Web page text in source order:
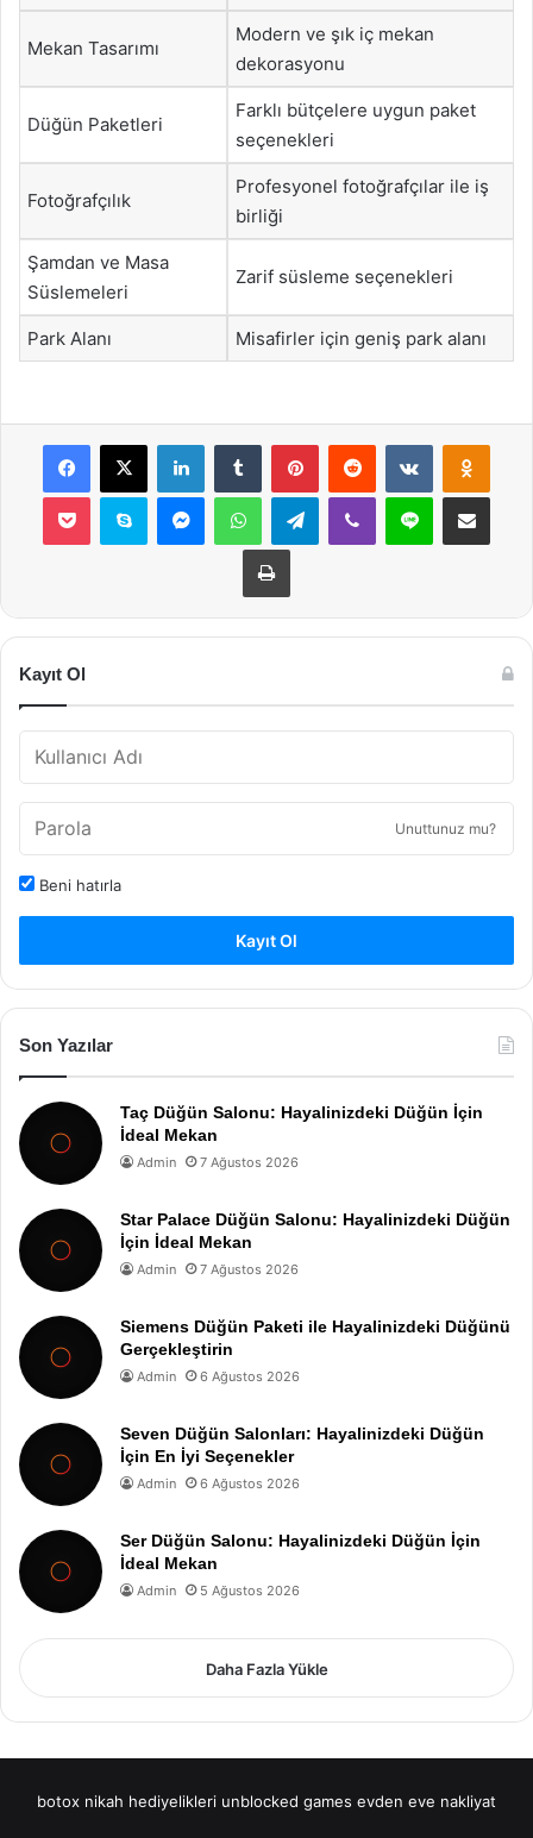
Mekan Tasarımı
Modern ve şık iç mekan
dekorasyonu
Düğün Paketleri
Farklı bütçelere uygun paket
seçenekleri
Fotoğrafçılık
Profesyonel fotoğrafçılar ile iş
birliği
Şamdan ve Masa
Süslemeleri
Zarif süsleme seçenekleri
Park Alanı Misafirler için geniş park alanı
Facebook
X LinkedInTumblr PinterestReddit VKontakte
Pocket Skype MessengerWhatsAppTelegramViber Line E-Posta ile
Yazdır
Kayıt Ol
Unuttunuz mu?
Beni hatırla
Kayıt Ol
Son Yazılar
Taç Düğün Salonu: Hayalinizdeki Düğün İçin
İdeal Mekan
Admin 7 Ağustos 2026
Star Palace Düğün Salonu: Hayalinizdeki Düğün
İçin İdeal Mekan
Admin 7 Ağustos 2026
Siemens Düğün Paketi ile Hayalinizdeki Düğünü
Gerçekleştirin
Admin 6 Ağustos 2026
Seven Düğün Salonları: Hayalinizdeki Düğün
İçin En İyi Seçenekler
Admin 6 Ağustos 2026
Ser Düğün Salonu: Hayalinizdeki Düğün İçin
İdeal Mekan
Admin 5 Ağustos 2026
Daha Fazla Yükle
botox nikah hediyelikleri unblocked games evden eve nakliyat